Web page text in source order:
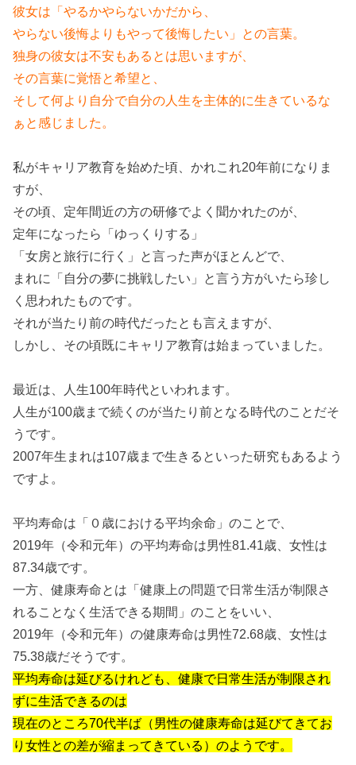
彼女は「やるかやらないかだから、
やらない後悔よりもやって後悔したい」との言葉。
独身の彼女は不安もあるとは思いますが、
その言葉に覚悟と希望と、
そして何より自分で自分の人生を主体的に生きているな
ぁと感じました。
私がキャリア教育を始めた頃、かれこれ20年前になりま
すが、
その頃、定年間近の方の研修でよく聞かれたのが、
定年になったら「ゆっくりする」
「女房と旅行に行く」と言った声がほとんどで、
まれに「自分の夢に挑戦したい」と言う方がいたら珍し
く思われたものです。
それが当たり前の時代だったとも言えますが、
しかし、その頃既にキャリア教育は始まっていました。
最近は、人生100年時代といわれます。
人生が100歳まで続くのが当たり前となる時代のことだそ
うです。
2007年生まれは107歳まで生きるといった研究もあるよう
ですよ。
平均寿命は「０歳における平均余命」のことで、
2019年（令和元年）の平均寿命は男性81.41歳、女性は
87.34歳です。
一方、健康寿命とは「健康上の問題で日常生活が制限さ
れることなく生活できる期間」のことをいい、
2019年（令和元年）の健康寿命は男性72.68歳、女性は
75.38歳だそうです。
平均寿命は延びるけれども、健康で日常生活が制限され
ずに生活できるのは
現在のところ70代半ば（男性の健康寿命は延びてきてお
り女性との差が縮まってきている）のようです。